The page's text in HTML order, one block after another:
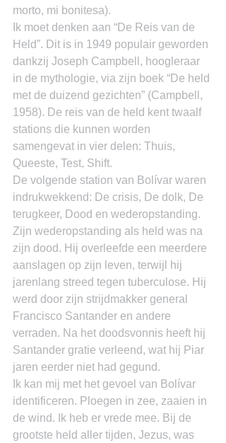
morto, mi bonitesa).
Ik moet denken aan “De Reis van de
Held”. Dit is in 1949 populair geworden
dankzij Joseph Campbell, hoogleraar
in de mythologie, via zijn boek “De held
met de duizend gezichten” (Campbell,
1958). De reis van de held kent twaalf
stations die kunnen worden
samengevat in vier delen: Thuis,
Queeste, Test, Shift.
De volgende station van Bolívar waren
indrukwekkend: De crisis, De dolk, De
terugkeer, Dood en wederopstanding.
Zijn wederopstanding als held was na
zijn dood. Hij overleefde een meerdere
aanslagen op zijn leven, terwijl hij
jarenlang streed tegen tuberculose. Hij
werd door zijn strijdmakker general
Francisco Santander en andere
verraden. Na het doodsvonnis heeft hij
Santander gratie verleend, wat hij Piar
jaren eerder niet had gegund.
Ik kan mij met het gevoel van Bolívar
identificeren. Ploegen in zee, zaaien in
de wind. Ik heb er vrede mee. Bij de
grootste held aller tijden, Jezus, was